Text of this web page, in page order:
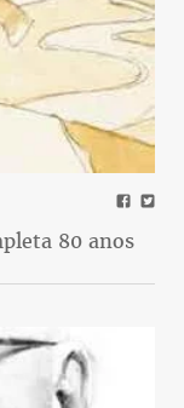
80 anos